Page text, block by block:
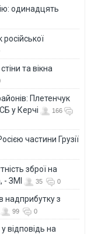
одинадцять
російської
та вікна
Плетенчук
у Керчі
166
частини Грузії
зброї на
ЗМІ
35 0
надприбутку з
99 0
відповідь на